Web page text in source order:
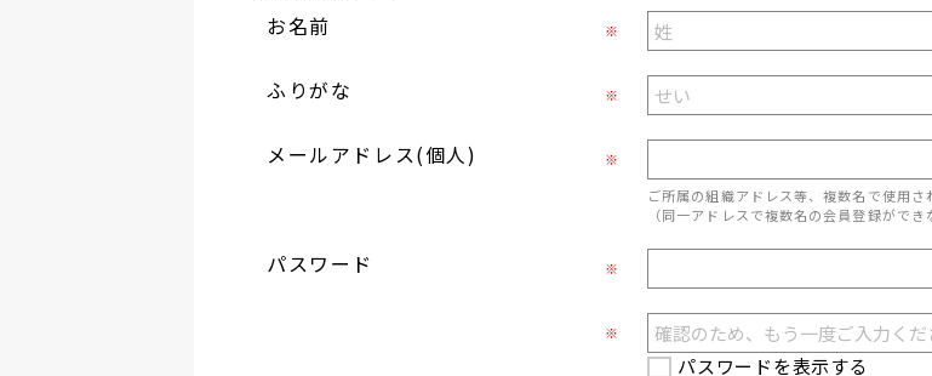
お名前
※
ふりがな ※
メールアドレス(個人)
※
ご所属の組織アドレス等、複数名で使用
（同一アドレスで複数名の会員登録ができ
パスワード ※
※
パスワードを表示する